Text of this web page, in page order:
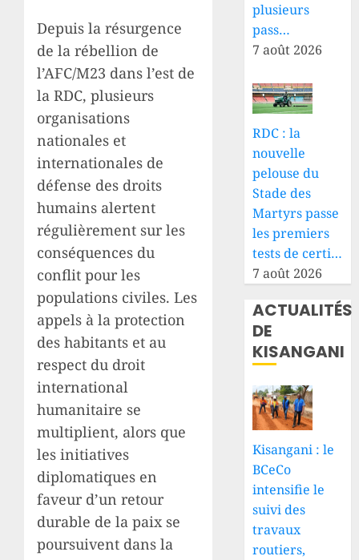
Depuis la résurgence
de la rébellion de
l’AFC/M23 dans l’est de
la RDC, plusieurs
organisations
nationales et
internationales de
défense des droits
humains alertent
régulièrement sur les
conséquences du
conflit pour les
populations civiles. Les
appels à la protection
des habitants et au
respect du droit
international
humanitaire se
multiplient, alors que
les initiatives
diplomatiques en
faveur d’un retour
durable de la paix se
poursuivent dans la
plusieurs
pass…
7 août 2026
RDC : la
nouvelle
pelouse du
Stade des
Martyrs passe
les premiers
tests de certi…
7 août 2026
ACTUALITÉS
DE
KISANGANI
Kisangani : le
BCeCo
intensifie le
suivi des
travaux
routiers,